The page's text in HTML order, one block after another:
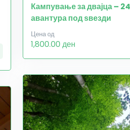
Кампување за двајца –
авантура под ѕвезди
Цена од
1,800.00 ден